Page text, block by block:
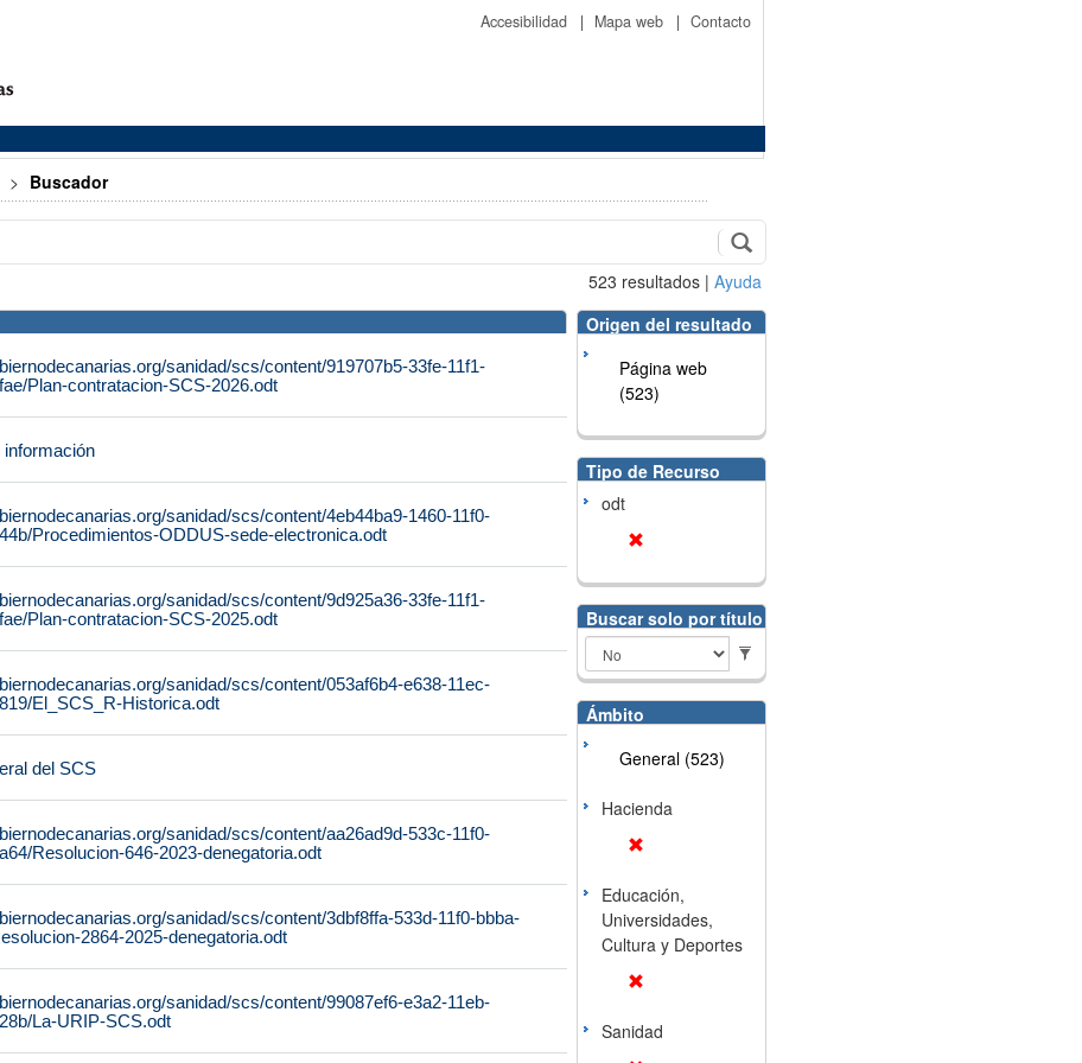
Accesibilidad | Mapa web | Contacto
> Buscador
523 resultados | Ayuda
sanidad/scs/content/919707b5-33fe-11f1-
Plan-contratacion-SCS-2026.odt
información
sanidad/scs/content/4eb44ba9-1460-11f0-
Procedimientos-ODDUS-sede-electronica.odt
sanidad/scs/content/9d925a36-33fe-11f1-
Plan-contratacion-SCS-2025.odt
sanidad/scs/content/053af6b4-e638-11ec-
El_SCS_R-Historica.odt
del SCS
sanidad/scs/content/aa26ad9d-533c-11f0-
Resolucion-646-2023-denegatoria.odt
sanidad/scs/content/3dbf8ffa-533d-11f0-bbba-
2864-2025-denegatoria.odt
sanidad/scs/content/99087ef6-e3a2-11eb-
La-URIP-SCS.odt
Origen del resultado
Página web
(523)
Tipo de Recurso
odt
Buscar solo por título
Ámbito
General (523)
Hacienda
Educación,
Universidades,
Cultura y Deportes
Sanidad